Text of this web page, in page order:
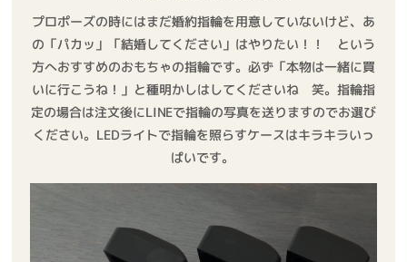
プロポーズの時にはまだ婚約指輪を用意していないけど、あ
の「パカッ」「結婚してください」はやりたい！！ という
方へおすすめのおもちゃの指輪です。必ず「本物は一緒に買
いに行こうね！」と種明かしはしてくださいね 笑。指輪指
定の場合は注文後にLINEで指輪の写真を送りますのでお選び
ください。LEDライトで指輪を照らすケースはキラキラいっ
ぱいです。